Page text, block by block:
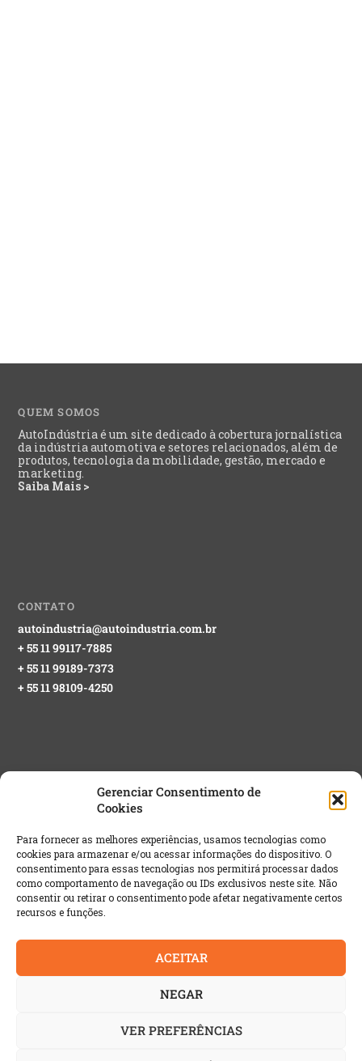
Gerenciar Consentimento de
Cookies
Para fornecer as melhores experiências, usamos tecnologias como
cookies para armazenar e/ou acessar informações do dispositivo. O
consentimento para essas tecnologias nos permitirá processar dados
como comportamento de navegação ou IDs exclusivos neste site. Não
consentir ou retirar o consentimento pode afetar negativamente certos
recursos e funções.
ACEITAR
NEGAR
VER PREFERÊNCIAS
QUEM SOMOS
AutoIndústria é um site dedicado à cobertura jornalística
da indústria automotiva e setores relacionados, além de
produtos, tecnologia da mobilidade, gestão, mercado e
marketing.
Saiba Mais >
CONTATO
autoindustria@autoindustria.com.br
+ 55 11 99117-7885
+ 55 11 99189-7373
+ 55 11 98109-4250
Email*